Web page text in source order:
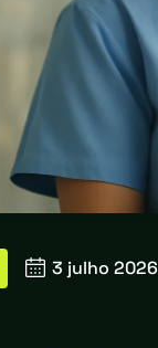
3 julho 2026